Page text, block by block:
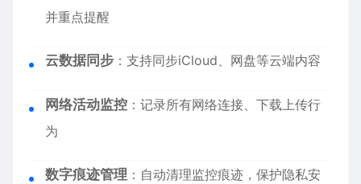
并重点提醒
云数据同步 ：支持同步iCloud、网盘等云端内容
网络活动监控 ：记录所有网络连接、下载上传行
为
数字痕迹管理 ：自动清理监控痕迹，保护隐私安